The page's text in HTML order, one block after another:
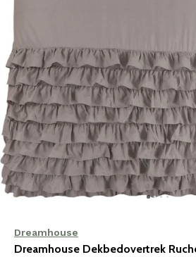
Dreamhouse
Dreamhouse Dekbedovertrek